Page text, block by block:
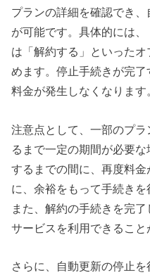
プランの詳細を確認でき
が可能です。具体的には
は「解約する」といった
めます。停止手続きが完
料金が発生しなくなります
注意点として、一部のプ
るまで一定の期間が必要
するまでの間に、再度料
に、余裕をもって手続きを
また、解約の手続きを完
サービスを利用できること
さらに、自動更新の停止